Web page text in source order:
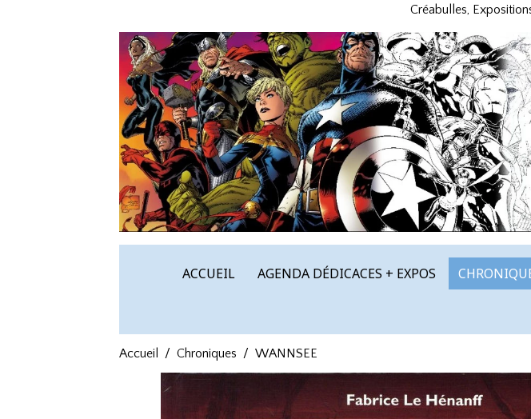
Créabulles,
ACCUEIL AGENDA DÉDICACES + EXPOS
Accueil Chroniques WANNSEE